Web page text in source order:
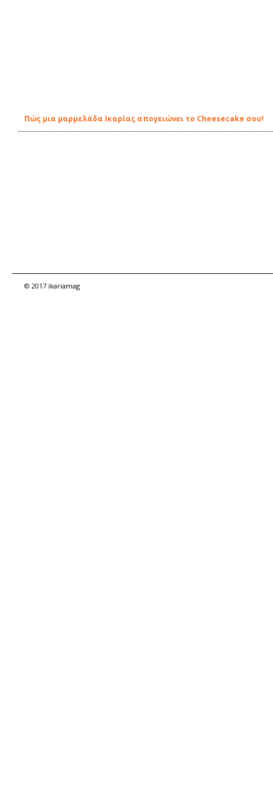
Πώς μια μαρμελάδα Ικαρίας απογειώνει το Cheesecake σου!
© 2017 ikariamag